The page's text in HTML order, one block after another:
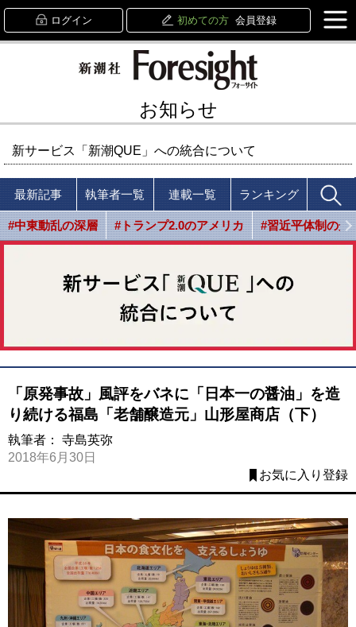
ログイン 初めての方 会員登録
お知らせ
新サービス「新潮QUE」への統合について
最新記事 執筆者一覧 連載一覧 ランキング
#中東動乱の深層 #トランプ2.0のアメリカ #習近平体制の光
「原発事故」風評をバネに「日本一の醤油」を造
り続ける福島「老舗醸造元」山形屋商店（下）
執筆者： 寺島英弥
2018年6月30日
お気に入り登録